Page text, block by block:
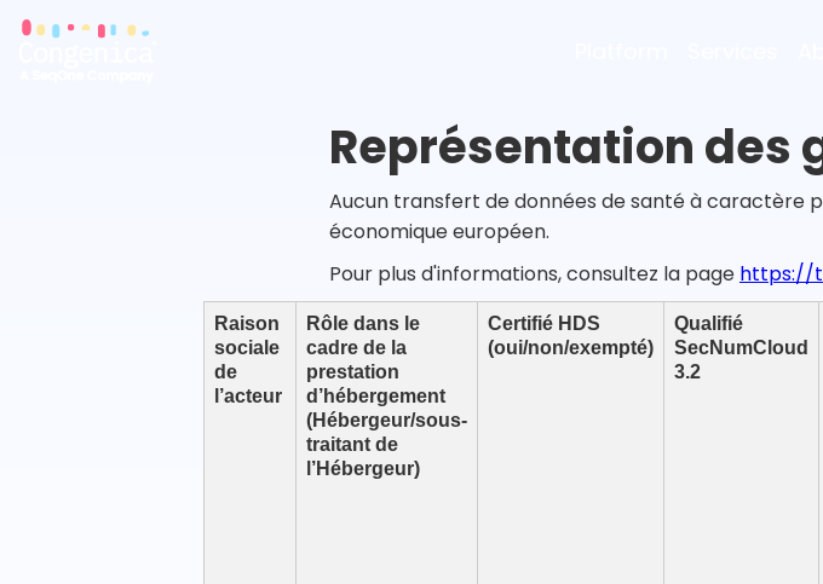
Représentation des
Aucun transfert de données de santé à caractère
économique européen.
Pour plus d'informations, consultez la page https://
Raison
sociale
de
l’acteur
Rôle dans le
cadre de la
prestation
d’hébergement
(Hébergeur/sous-
traitant de
l’Hébergeur)
Certifié HDS
(oui/non/exempté)
Qualifié
SecNumCloud
3.2